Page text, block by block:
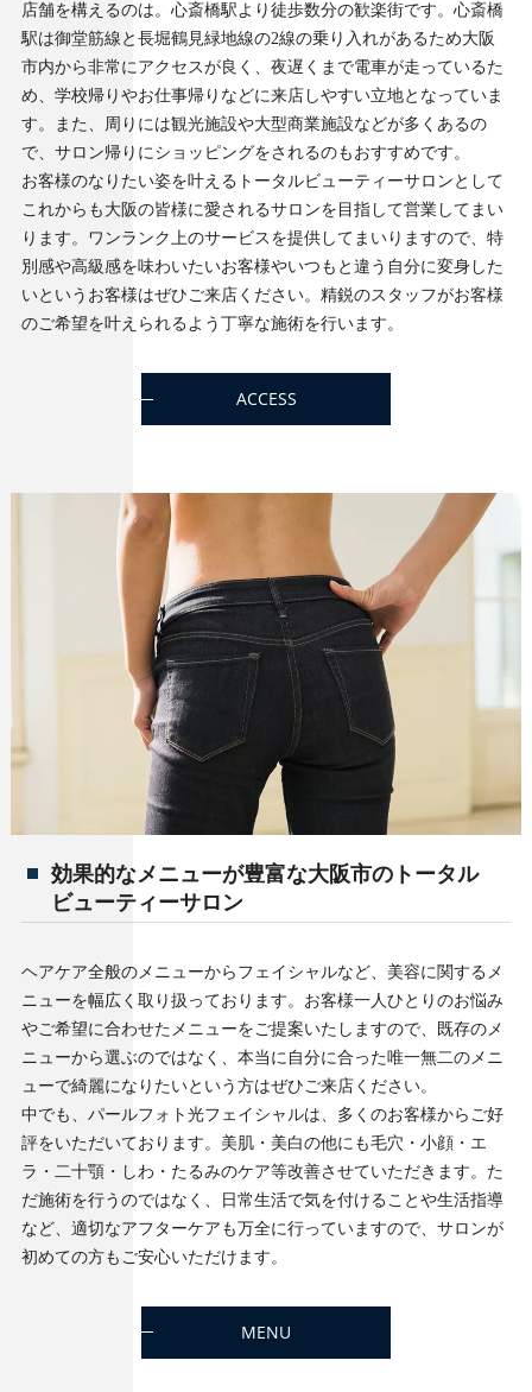
店舗を構えるのは。心斎橋駅より徒歩数分の歓楽街です。心斎橋
駅は御堂筋線と長堀鶴見緑地線の2線の乗り入れがあるため大阪
市内から非常にアクセスが良く、夜遅くまで電車が走っているた
め、学校帰りやお仕事帰りなどに来店しやすい立地となっていま
す。また、周りには観光施設や大型商業施設などが多くあるの
で、サロン帰りにショッピングをされるのもおすすめです。
お客様のなりたい姿を叶えるトータルビューティーサロンとして
これからも大阪の皆様に愛されるサロンを目指して営業してまい
ります。ワンランク上のサービスを提供してまいりますので、特
別感や高級感を味わいたいお客様やいつもと違う自分に変身した
いというお客様はぜひご来店ください。精鋭のスタッフがお客様
のご希望を叶えられるよう丁寧な施術を行います。
ACCESS
効果的なメニューが豊富な大阪市のトータル
ビューティーサロン
ヘアケア全般のメニューからフェイシャルなど、美容に関するメ
ニューを幅広く取り扱っております。お客様一人ひとりのお悩み
やご希望に合わせたメニューをご提案いたしますので、既存のメ
ニューから選ぶのではなく、本当に自分に合った唯一無二のメニ
ューで綺麗になりたいという方はぜひご来店ください。
中でも、パールフォト光フェイシャルは、多くのお客様からご好
評をいただいております。美肌・美白の他にも毛穴・小顔・エ
ラ・二十顎・しわ・たるみのケア等改善させていただきます。た
だ施術を行うのではなく、日常生活で気を付けることや生活指導
など、適切なアフターケアも万全に行っていますので、サロンが
初めての方もご安心いただけます。
MENU